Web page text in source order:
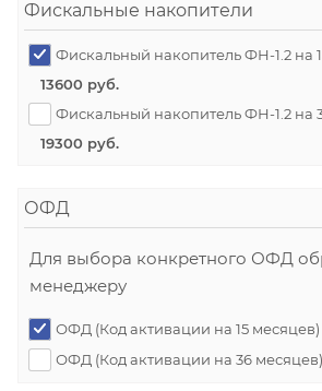
Фискальные накопители
Фискальный накопитель ФН-1.2 на
13600 руб.
Фискальный накопитель ФН-1.2 на
19300 руб.
ОФД
Для выбора конкретного ОФД
менеджеру
ОФД (Код активации на 15 месяцев)
ОФД (Код активации на 36 месяцев)